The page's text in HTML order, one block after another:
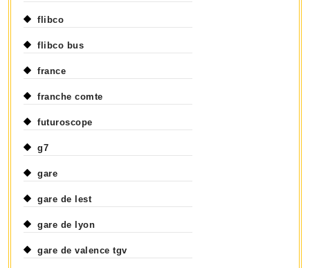
flibco
flibco bus
france
franche comte
futuroscope
g7
gare
gare de lest
gare de lyon
gare de valence tgv